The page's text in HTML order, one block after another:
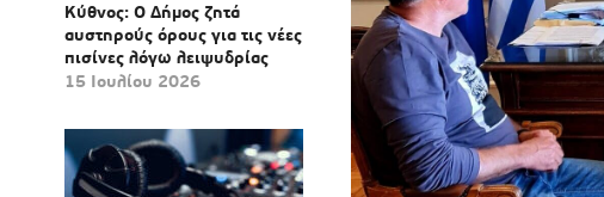
Κύθνος: Ο Δήμος ζητά
αυστηρούς όρους για τις νέες
πισίνες λόγω λειψυδρίας
15 Ιουλίου 2026